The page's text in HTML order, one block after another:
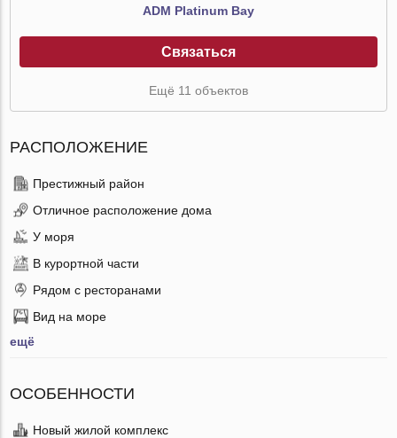
ADM Platinum Bay
Связаться
Ещё 11 объектов
РАСПОЛОЖЕНИЕ
Престижный район
Отличное расположение дома
У моря
В курортной части
Рядом с ресторанами
Вид на море
ещё
ОСОБЕННОСТИ
Новый жилой комплекс